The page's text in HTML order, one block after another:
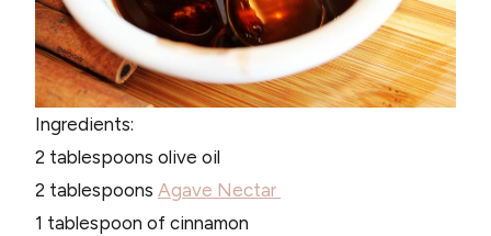
Ingredients:
2 tablespoons olive oil
2 tablespoons Agave Nectar
1 tablespoon of cinnamon